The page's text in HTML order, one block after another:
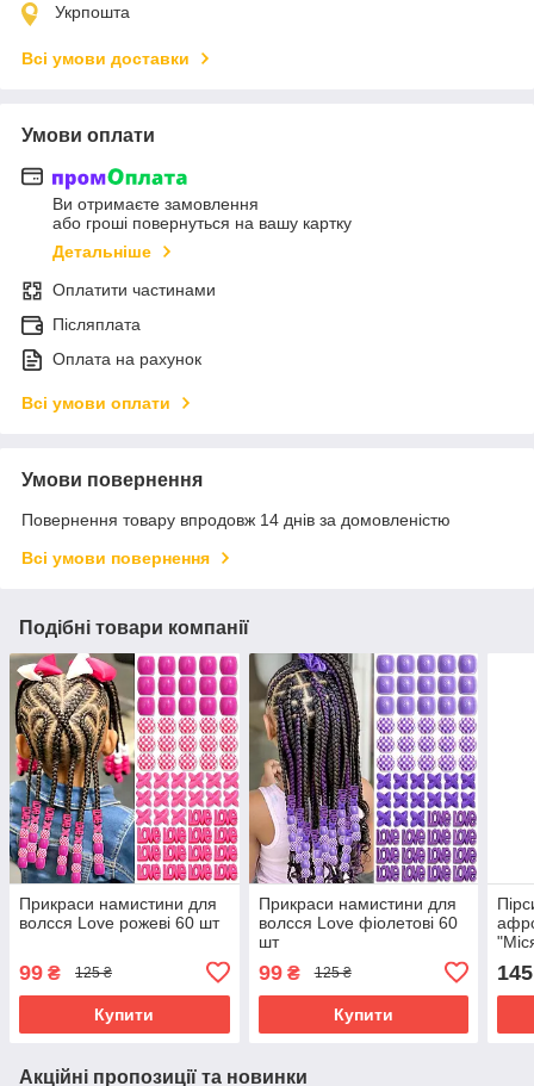
Укрпошта
Всі умови доставки
Умови оплати
Ви отримаєте замовлення
або гроші повернуться на вашу картку
Детальніше
Оплатити частинами
Післяплата
Оплата на рахунок
Всі умови оплати
Умови повернення
Повернення товару впродовж 14 днів за домовленістю
Всі умови повернення
Подібні товари компанії
Прикраси намистини для
волсся Love рожеві 60 шт
99 ₴ 125 ₴
Купити
Прикраси намистини для
волсся Love фіолетові 60
шт
99₴ 125 ₴
Купити
145
Акційні пропозиції та новинки